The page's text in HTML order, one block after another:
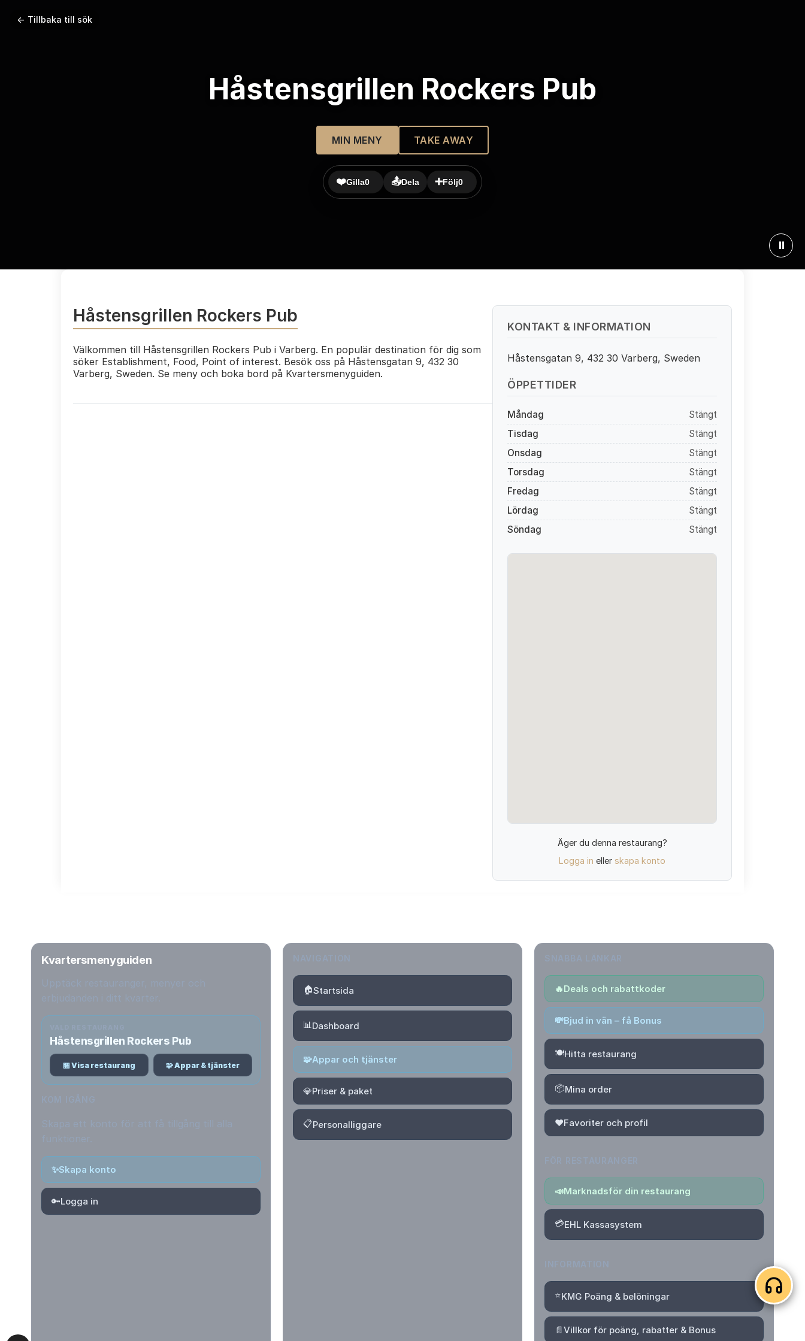
← Tillbaka till sök
Håstensgrillen Rockers Pub
MIN MENY TAKE AWAY
❤️Gilla0 📤Dela ➕Följ0
⏸
Håstensgrillen Rockers Pub
Välkommen till Håstensgrillen Rockers Pub i Varberg. En populär destination för dig som
söker Establishment, Food, Point of interest. Besök oss på Håstensgatan 9, 432 30
Varberg, Sweden. Se meny och boka bord på Kvartersmenyguiden.
KONTAKT & INFORMATION
Håstensgatan 9, 432 30 Varberg, Sweden
ÖPPETTIDER
Måndag
Stängt
Tisdag
Stängt
Onsdag
Stängt
Torsdag
Stängt
Fredag
Stängt
Lördag
Stängt
Söndag
Stängt
Äger du denna restaurang?
Logga in eller skapa konto
Kvartersmenyguiden
Håstensgrillen Rockers Pub
🏪 Visa restaurang 🧩 Appar & tjänster
✨Skapa konto
🔑Logga in
🏠Startsida
📊Dashboard
🧩Appar och tjänster
💎Priser & paket
📋Personalliggare
🔥Deals och rabattkoder
💸Bjud in vän – få Bonus
🍽️Hitta restaurang
📦Mina order
❤️Favoriter och profil
📣Marknadsför din restaurang
💳EHL Kassasystem
⭐KMG Poäng & belöningar
📄Villkor för poäng, rabatter & Bonus